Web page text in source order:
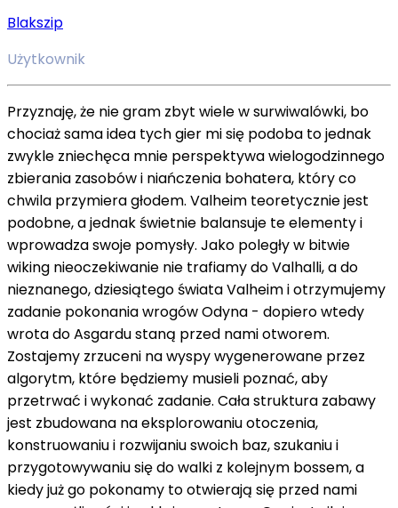
Blakszip
Użytkownik
Przyznaję, że nie gram zbyt wiele w surwiwalówki, bo
chociaż sama idea tych gier mi się podoba to jednak
zwykle zniechęca mnie perspektywa wielogodzinnego
zbierania zasobów i niańczenia bohatera, który co
chwila przymiera głodem. Valheim teoretycznie jest
podobne, a jednak świetnie balansuje te elementy i
wprowadza swoje pomysły. Jako poległy w bitwie
wiking nieoczekiwanie nie trafiamy do Valhalli, a do
nieznanego, dziesiątego świata Valheim i otrzymujemy
zadanie pokonania wrogów Odyna - dopiero wtedy
wrota do Asgardu staną przed nami otworem.
Zostajemy zrzuceni na wyspy wygenerowane przez
algorytm, które będziemy musieli poznać, aby
przetrwać i wykonać zadanie. Cała struktura zabawy
jest zbudowana na eksplorowaniu otoczenia,
konstruowaniu i rozwijaniu swoich baz, szukaniu i
przygotowywaniu się do walki z kolejnym bossem, a
kiedy już go pokonamy to otwierają się przed nami